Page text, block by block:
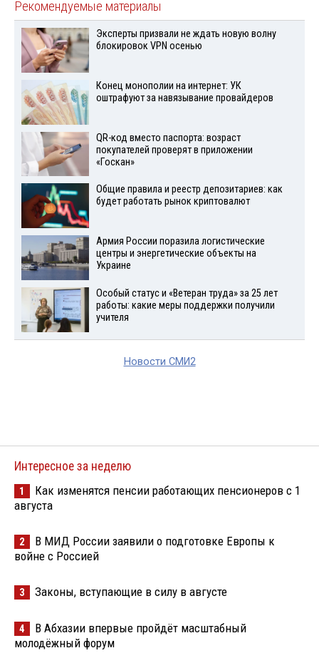
Рекомендуемые материалы
Эксперты призвали не ждать новую волну
блокировок VPN осенью
Конец монополии на интернет: УК
оштрафуют за навязывание провайдеров
QR-код вместо паспорта: возраст
покупателей проверят в приложении
«Госкан»
Общие правила и реестр депозитариев: как
будет работать рынок криптовалют
Армия России поразила логистические
центры и энергетические объекты на
Украине
Особый статус и «Ветеран труда» за 25 лет
работы: какие меры поддержки получили
учителя
Новости СМИ2
Интересное за неделю
1
Как изменятся пенсии работающих пенсионеров с 1
августа
2
В МИД России заявили о подготовке Европы к
войне с Россией
3 Законы, вступающие в силу в августе
4
В Абхазии впервые пройдёт масштабный
молодёжный форум